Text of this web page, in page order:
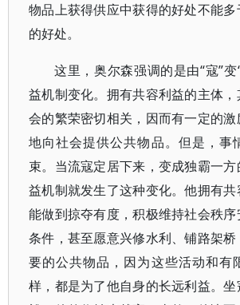
物品上获得供应中获得的好处不能
的好处。
这里，奥尔森强调的是由“寇”变
益机制变化。拥有共容利益的主体
会的繁荣密切相关，因而有一定的
地向社会提供公共物品。但是，事
束。当流寇定居下来，变成独霸一
益机制就发生了这种变化。他拥有
能做到掠夺有度，积极维持社会秩
条件，甚至愿意兴修水利、铺路架
要的公共物品，因为这些活动和有
样，都是为了他自身的长远利益。